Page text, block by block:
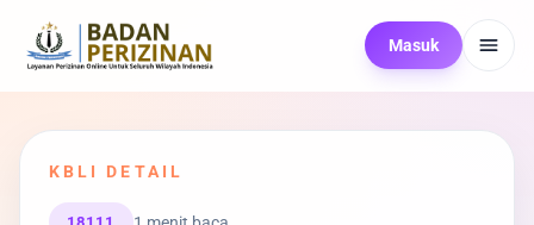
Masuk
KBLI DETAIL